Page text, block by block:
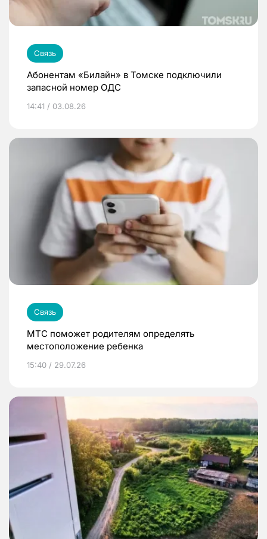
Связь
Абонентам «Билайн» в Томске подключили
запасной номер ОДС
14:41 / 03.08.26
Связь
МТС поможет родителям определять
местоположение ребенка
15:40 / 29.07.26